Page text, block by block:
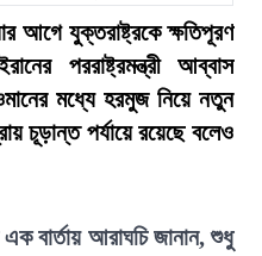
আগে যুক্তরাষ্ট্রকে ক্ষতিপূরণ
পররাষ্ট্রমন্ত্রী আব্বাস
মধ্যে হরমুজ নিয়ে নতুন
চূড়ান্ত পর্যায়ে রয়েছে বলেও
এক বার্তায় আরাঘচি জানান, শুধু